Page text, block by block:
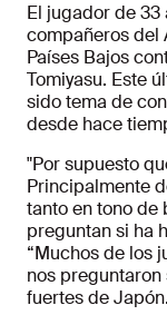
El jugador de
compañeros del
Países Bajos
Tomiyasu. Este
sido tema de
desde hace
"Por supuesto
Principalmente
tanto en tono de
preguntan si ha
“Muchos de los
nos
fuertes de